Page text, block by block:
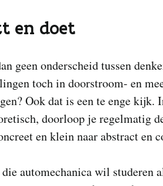
en doet
geen onderscheid tussen
toch in doorstroom- en
Ook dat is een te enge kijk.
doorloop je regelmatig
en klein naar abstract en
automechanica wil studeren